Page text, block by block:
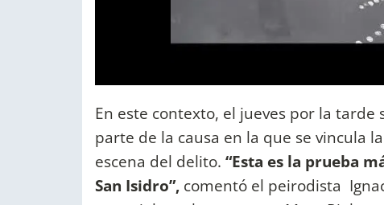
En este contexto, el jueves por la
parte de la causa en la que se vincula
escena del delito. “Esta es la prueba
San Isidro”, comentó el peirodista